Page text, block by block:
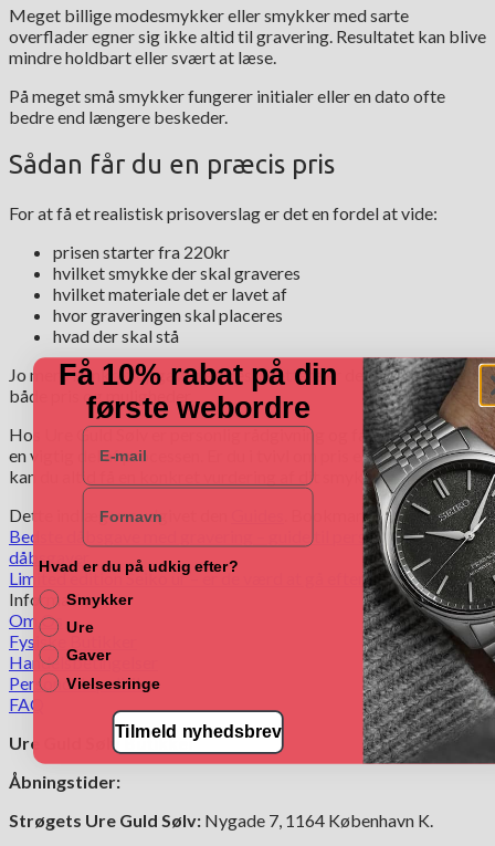
Meget billige modesmykker eller smykker med sarte
overflader egner sig ikke altid til gravering. Resultatet kan blive
mindre holdbart eller svært at læse.
På meget små smykker fungerer initialer eller en dato ofte
bedre end længere beskeder.
Sådan får du en præcis pris
For at få et realistisk prisoverslag er det en fordel at vide:
prisen starter fra 220kr
hvilket smykke der skal graveres
hvilket materiale det er lavet af
hvor graveringen skal placeres
hvad der skal stå
Jo mere konkret opgaven er, desto lettere er det at vurdere
både pris og muligheder.
Hos Ure Guld Sølv er personlig rådgivning og fagligt håndværk
en vigtig del af processen. Er du i tvivl om pris eller muligheder,
kan du altid få en konkret vurdering af dit smykke.
Dette indlæg var udgivet den
. Bookmarkpermalink.
Bedste dåbsgave med gravering – guide til personlige
dåbsgaver
Limited edition Seiko ur – er de værd at gå efter?
Information
Om Os
Fysiske Butikker
Handelsbetingelser
Persondatapolitik
FAQ
Ure Guld Sølv Butikker
Åbningstider:
Strøgets Ure Guld Sølv: Nygade 7, 1164 København K.
Få 10% rabat på din
første webordre
E-mail
Navn
Hvad er du på udkig efter?
Smykker
Ure
Gaver
Vielsesringe
Tilmeld nyhedsbrev